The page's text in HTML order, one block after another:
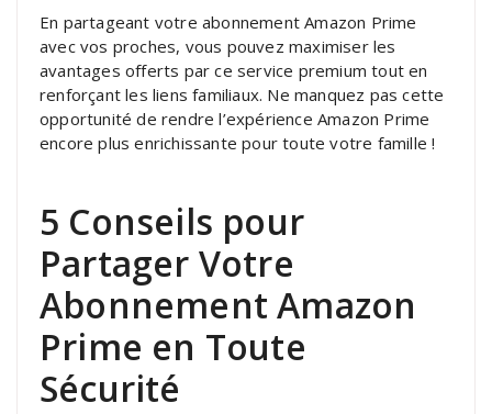
En partageant votre abonnement Amazon Prime
avec vos proches, vous pouvez maximiser les
avantages offerts par ce service premium tout en
renforçant les liens familiaux. Ne manquez pas cette
opportunité de rendre l’expérience Amazon Prime
encore plus enrichissante pour toute votre famille !
5 Conseils pour
Partager Votre
Abonnement Amazon
Prime en Toute
Sécurité